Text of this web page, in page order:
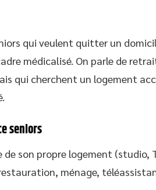
qui veulent quitter un
médicalisé. On parle de
qui cherchent un logement
seniors
de son propre logement (studio,
ménage,